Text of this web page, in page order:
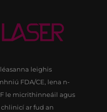
leighis
FDA/CE, lena n-
le micrithinneáil agus
chlinicí ar fud an